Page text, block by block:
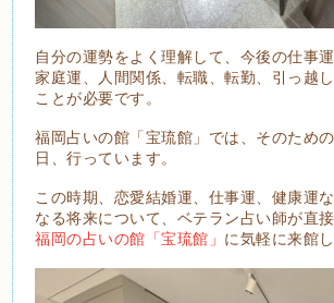
自分の運勢をよく理解して、今後の仕事運
家庭運、人間関係、転職、転勤、引っ越
ことが必要です。
福岡占いの館「宝琉館」では、そのため
日、行っています。
この時期、恋愛結婚運、仕事運、健康運
なる将来について、ベテラン占い師が直
福岡の占いの館「宝琉館」 に気軽に来館